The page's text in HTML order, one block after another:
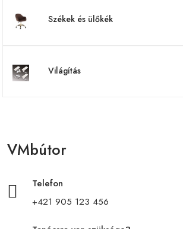
Székek és ülőkék
Világítás
VMbútor
Telefon
+421 905 123 456